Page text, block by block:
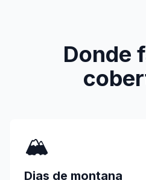
Donde
🏔️
Dias de montana